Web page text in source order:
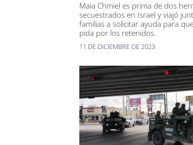
Maia Chmiel es prima de dos
secuestrados en Israel y viajó
familias a solicitar ayuda para
pida por los retenidos.
11 DE DICIEMBRE DE 2023